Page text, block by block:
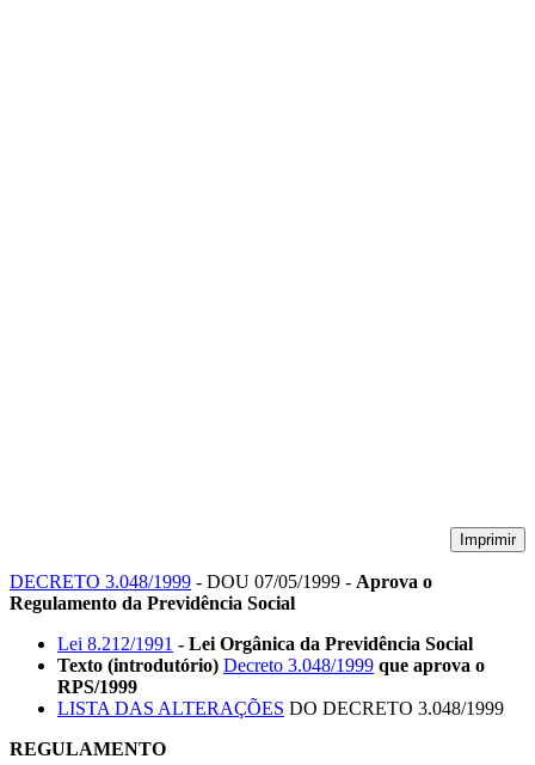
Imprimir
DECRETO 3.048/1999 - DOU 07/05/1999 - Aprova o
Regulamento da Previdência Social
Lei 8.212/1991 - Lei Orgânica da Previdência Social
Texto (introdutório) Decreto 3.048/1999 que aprova o
RPS/1999
LISTA DAS ALTERAÇÕES DO DECRETO 3.048/1999
REGULAMENTO